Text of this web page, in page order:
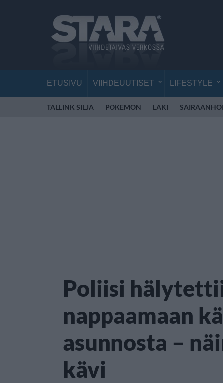
ETUSIVU VIIHDEUUTISET LIFESTYLE
TALLINK SILJA POKEMON LAKI
Poliisi
nappaamaan
asunnosta –
kävi